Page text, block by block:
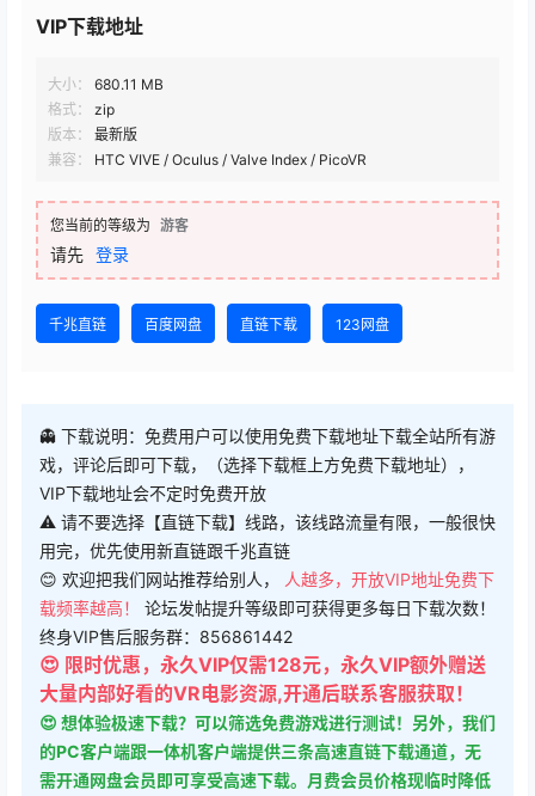
VIP下载地址
大小：
680.11 MB
格式：
zip
版本：
最新版
兼容：
HTC VIVE / Oculus / Valve Index / PicoVR
您当前的等级为 游客
请先 登录
千兆直链 百度网盘 直链下载 123网盘
👻 下载说明：免费用户可以使用免费下载地址下载全站所有游
戏，评论后即可下载，（选择下载框上方免费下载地址），
VIP下载地址会不定时免费开放
⚠ 请不要选择【直链下载】线路，该线路流量有限，一般很快
用完，优先使用新直链跟千兆直链
😊 欢迎把我们网站推荐给别人，
人越多，开放VIP地址免费下
载频率越高！ 论坛发帖提升等级即可获得更多每日下载次数！
终身VIP售后服务群：856861442
😍 限时优惠，永久VIP仅需128元，永久VIP额外赠送
大量内部好看的VR电影资源,开通后联系客服获取！
😍 想体验极速下载？可以筛选免费游戏进行测试！另外，我们
的PC客户端跟一体机客户端提供三条高速直链下载通道，无
需开通网盘会员即可享受高速下载。月费会员价格现临时降低